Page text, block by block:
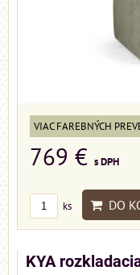
VIAC FAREBNÝCH
769 € s DPH
ks DO
KYA